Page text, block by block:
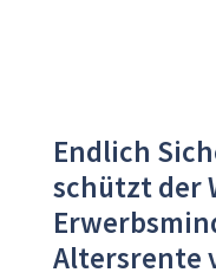
Endlich
schützt der
Altersrente